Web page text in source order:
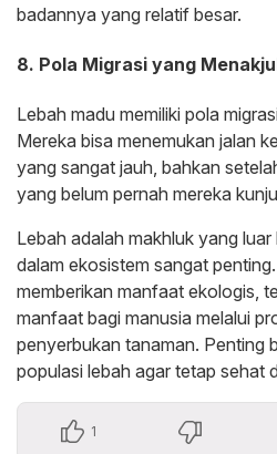
badannya yang relatif besar.
8. Pola Migrasi yang
Lebah madu memiliki pola
Mereka bisa menemukan jalan
yang sangat jauh, bahkan
yang belum pernah mereka
Lebah adalah makhluk yang
dalam ekosistem sangat
memberikan manfaat ekologis,
manfaat bagi manusia melalui
penyerbukan tanaman. Penting
populasi lebah agar tetap sehat
1